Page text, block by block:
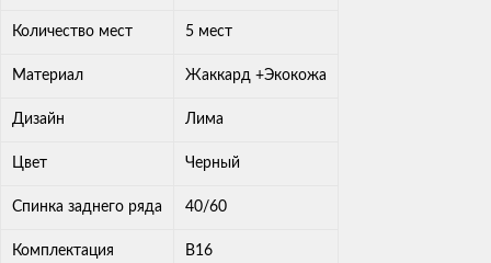
Количество мест 5 мест
Материал Жаккард +Экокожа
Дизайн Лима
Цвет Черный
Спинка заднего ряда 40/60
Комплектация В16